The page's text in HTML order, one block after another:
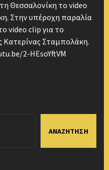
Θεσσαλονίκη το video
Στην υπέροχη παραλία
video clip για το
Κατερίνας Σταμπολάκη.
2-HEsoYftVM
ΑΝΑΖΉΤΗΣΗ